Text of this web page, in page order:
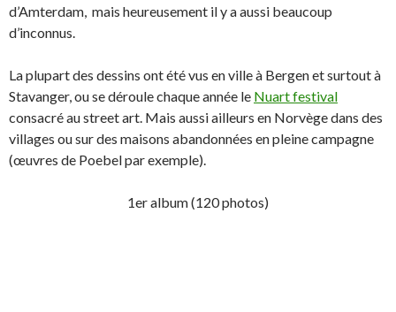
d’Amterdam, mais heureusement il y a aussi beaucoup
d’inconnus.
La plupart des dessins ont été vus en ville à Bergen et surtout à
Stavanger, ou se déroule chaque année le Nuart festival
consacré au street art. Mais aussi ailleurs en Norvège dans des
villages ou sur des maisons abandonnées en pleine campagne
(œuvres de Poebel par exemple).
1er album (120 photos)